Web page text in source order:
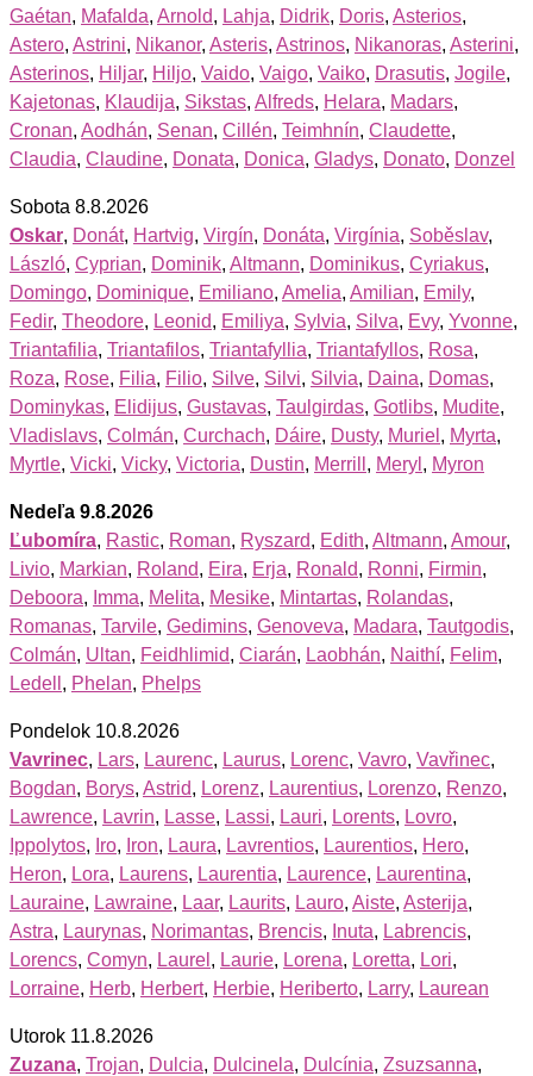
Gaétan, Mafalda, Arnold, Lahja, Didrik, Doris, Asterios,
Astero, Astrini, Nikanor, Asteris, Astrinos, Nikanoras, Asterini,
Asterinos, Hiljar, Hiljo, Vaido, Vaigo, Vaiko, Drasutis, Jogile,
Kajetonas, Klaudija, Sikstas, Alfreds, Helara, Madars,
Cronan, Aodhán, Senan, Cillén, Teimhnín, Claudette,
Claudia, Claudine, Donata, Donica, Gladys, Donato, Donzel
Sobota 8.8.2026
Oskar, Donát, Hartvig, Virgín, Donáta, Virgínia, Soběslav,
László, Cyprian, Dominik, Altmann, Dominikus, Cyriakus,
Domingo, Dominique, Emiliano, Amelia, Amilian, Emily,
Fedir, Theodore, Leonid, Emiliya, Sylvia, Silva, Evy, Yvonne,
Triantafilia, Triantafilos, Triantafyllia, Triantafyllos, Rosa,
Roza, Rose, Filia, Filio, Silve, Silvi, Silvia, Daina, Domas,
Dominykas, Elidijus, Gustavas, Taulgirdas, Gotlibs, Mudite,
Vladislavs, Colmán, Curchach, Dáire, Dusty, Muriel , Myrta,
Myrtle, Vicki, Vicky, Victoria, Dustin, Merrill , Meryl , Myron
Nedeľa 9.8.2026
Ľubomíra, Rastic, Roman, Ryszard, Edith, Altmann, Amour,
Livio, Markian, Roland, Eira, Erja, Ronald, Ronni, Firmin,
Deboora, Imma, Melita, Mesike, Mintartas, Rolandas,
Romanas, Tarvile, Gedimins, Genoveva, Madara, Tautgodis,
Colmán, Ultan, Feidhlimid, Ciarán, Laobhán, Naithí, Felim,
Ledell , Phelan, Phelps
Pondelok 10.8.2026
Vavrinec, Lars, Laurenc, Laurus, Lorenc, Vavro, Vavřinec,
Bogdan, Borys, Astrid, Lorenz, Laurentius, Lorenzo, Renzo,
Lawrence, Lavrin, Lasse, Lassi, Lauri, Lorents, Lovro,
Ippolytos, Iro, Iron, Laura, Lavrentios, Laurentios, Hero,
Heron, Lora, Laurens, Laurentia, Laurence, Laurentina,
Lauraine, Lawraine, Laar, Laurits, Lauro, Aiste, Asterija,
Astra, Laurynas, Norimantas, Brencis, Inuta, Labrencis,
Lorencs, Comyn, Laurel , Laurie, Lorena, Loretta, Lori,
Lorraine, Herb, Herbert, Herbie, Heriberto, Larry, Laurean
Utorok 11.8.2026
Zuzana, Trojan, Dulcia, Dulcinela, Dulcínia, Zsuzsanna,